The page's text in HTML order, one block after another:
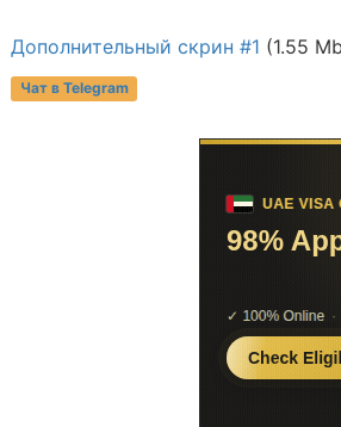
Дополнительный скрин #1 (1.55
Чат в Telegram